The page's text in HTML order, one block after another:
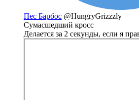
Пес Барбос @HungryGrizzzly
Сумасшедший кросс
Делается за 2 секунды, если я